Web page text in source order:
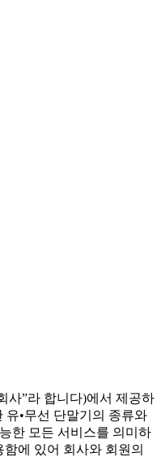
사”라 합니다)에서 제공하
유•무선 단말기의 종류와
한 모든 서비스를 의미하
에 있어 회사와 회원의